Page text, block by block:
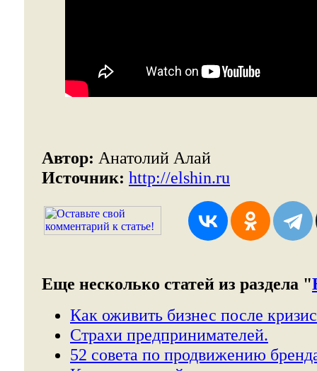
Автор: Анатолий Алай
Источник: http://elshin.ru
Еще несколько статей из раздела "
Как оживить бизнес после
Страхи предпринимателей.
52 совета по продвижению